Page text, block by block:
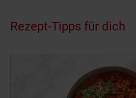
Rezept-Tipps für dich